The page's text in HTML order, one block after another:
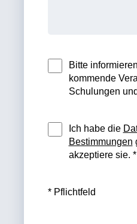
Bitte
kommende
Schulungen
Ich habe die
Bestimmungen
akzeptiere sie. *
* Pflichtfeld